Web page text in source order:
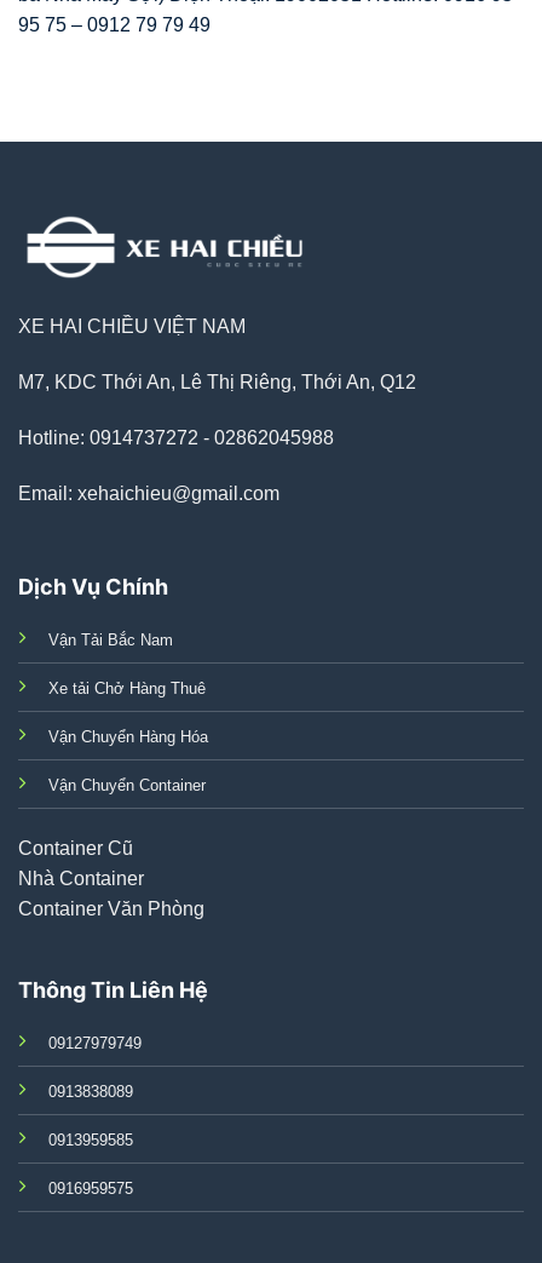
95 75 – 0912 79 79 49
XE HAI CHIỀU VIỆT NAM
M7, KDC Thới An, Lê Thị Riêng, Thới An, Q12
Hotline: 0914737272 - 02862045988
Email: xehaichieu@gmail.com
Dịch Vụ Chính
Vận Tải Bắc Nam
Xe tải Chở Hàng Thuê
Vận Chuyển Hàng Hóa
Vận Chuyển Container
Container Cũ
Nhà Container
Container Văn Phòng
Thông Tin Liên Hệ
09127979749
0913838089
0913959585
0916959575